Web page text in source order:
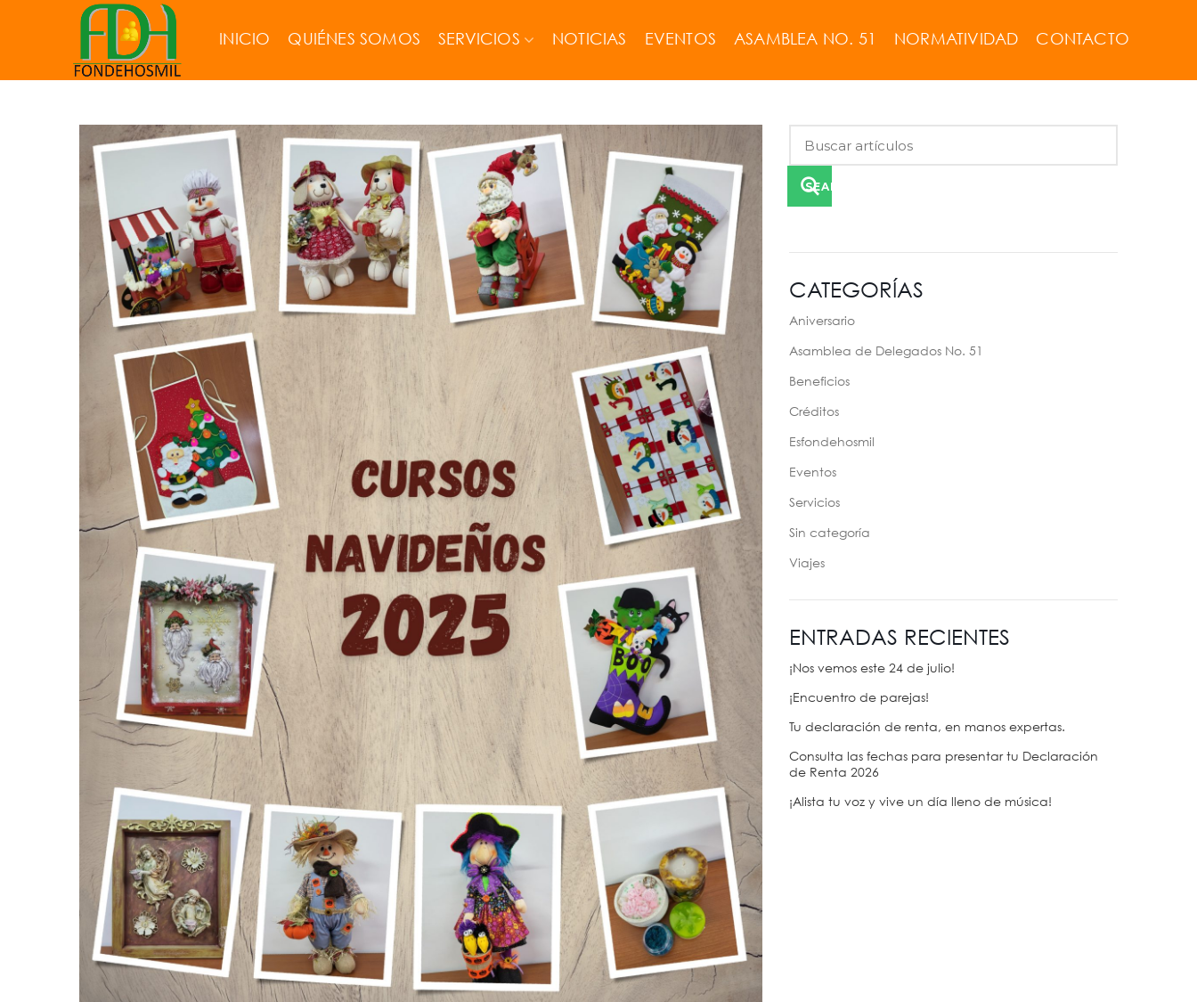
INICIO QUIÉNES SOMOS SERVICIOS NOTICIAS EVENTOS ASAMBLEA NO. 51 NORMATIVIDAD CONTACTO
SEARCH
CATEGORÍAS
Aniversario
Asamblea de Delegados No. 51
Beneficios
Créditos
Esfondehosmil
Eventos
Servicios
Sin categoría
Viajes
ENTRADAS RECIENTES
¡Nos vemos este 24 de julio!
¡Encuentro de parejas!
Tu declaración de renta, en manos expertas.
Consulta las fechas para presentar tu Declaración
de Renta 2026
¡Alista tu voz y vive un día lleno de música!